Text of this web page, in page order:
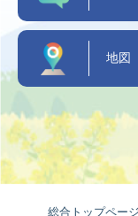
地図
総合トップページ